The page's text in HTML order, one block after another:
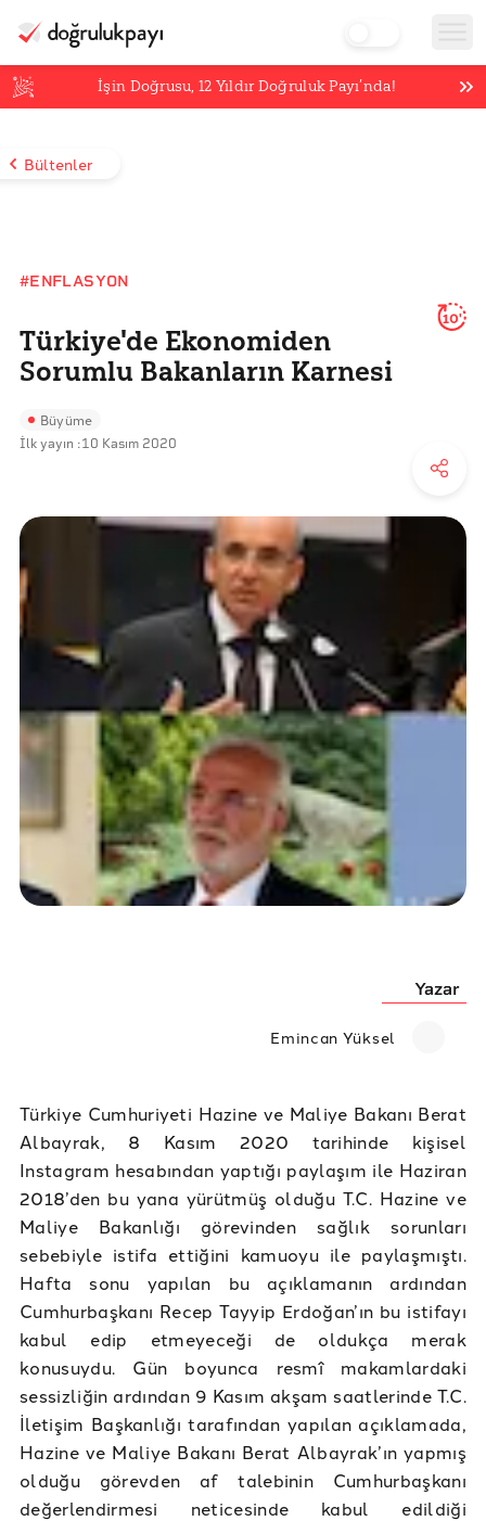
İşin Doğrusu,12 Yıldır Doğruluk Payı’nda!
Bültenler
#ENFLASYON
Türkiye'de Ekonomiden
Sorumlu Bakanların Karnesi
10'
Büyüme
İlk yayın :10 Kasım 2020
Yazar
Emincan Yüksel
Türkiye Cumhuriyeti Hazine ve Maliye Bakanı Berat
Albayrak, 8 Kasım 2020 tarihinde kişisel
Instagram hesabından yaptığı paylaşım ile Haziran
2018’den bu yana yürütmüş olduğu T.C. Hazine ve
Maliye Bakanlığı görevinden sağlık sorunları
sebebiyle istifa ettiğini kamuoyu ile paylaşmıştı.
Hafta sonu yapılan bu açıklamanın ardından
Cumhurbaşkanı Recep Tayyip Erdoğan’ın bu istifayı
kabul edip etmeyeceği de oldukça merak
konusuydu. Gün boyunca resmî makamlardaki
sessizliğin ardından 9 Kasım akşam saatlerinde T.C.
İletişim Başkanlığı tarafından yapılan açıklamada,
Hazine ve Maliye Bakanı Berat Albayrak’ın yapmış
olduğu görevden af talebinin Cumhurbaşkanı
değerlendirmesi neticesinde kabul edildiği